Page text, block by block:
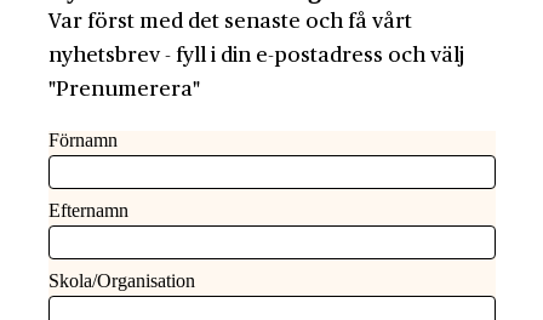
Var först med det senaste och få vårt
nyhetsbrev - fyll i din e-postadress och välj
"Prenumerera"